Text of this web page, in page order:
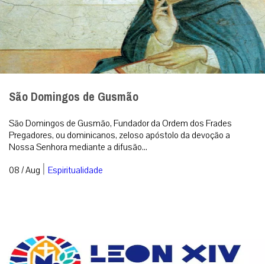
São Domingos de Gusmão
São Domingos de Gusmão, Fundador da Ordem dos Frades
Pregadores, ou dominicanos, zeloso apóstolo da devoção a
Nossa Senhora mediante a difusão...
08 / Aug | Espiritualidade